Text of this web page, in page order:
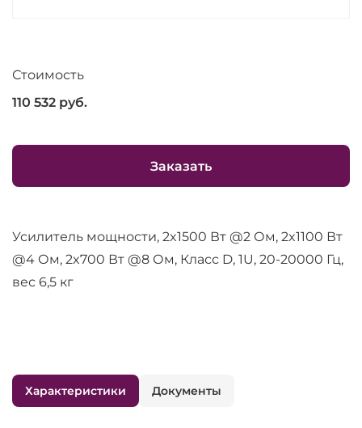
Стоимость
110 532 руб.
Заказать
Усилитель мощности, 2x1500 Вт @2 Ом, 2x1100 Вт
@4 Ом, 2x700 Вт @8 Ом, Класс D, 1U, 20-20000 Гц,
вес 6,5 кг
Характеристики Документы